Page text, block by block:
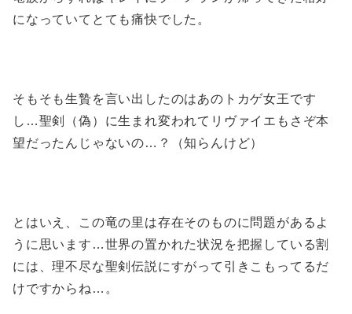
になっていてとても痛快でした。
そもそも生贄を言い出したのはあのトカゲ女王です
し…聖剣（偽）に生まれ変われてリヴァイエもさぞ本
望だったんじゃないの…？（知らんけど）
とはいえ、この竜の里は存在そのものに問題があるよ
うに思います…世界の置かれた状況を把握している割
には、理不尽な聖剣伝説にすがって引きこもってるだ
けですからね…。